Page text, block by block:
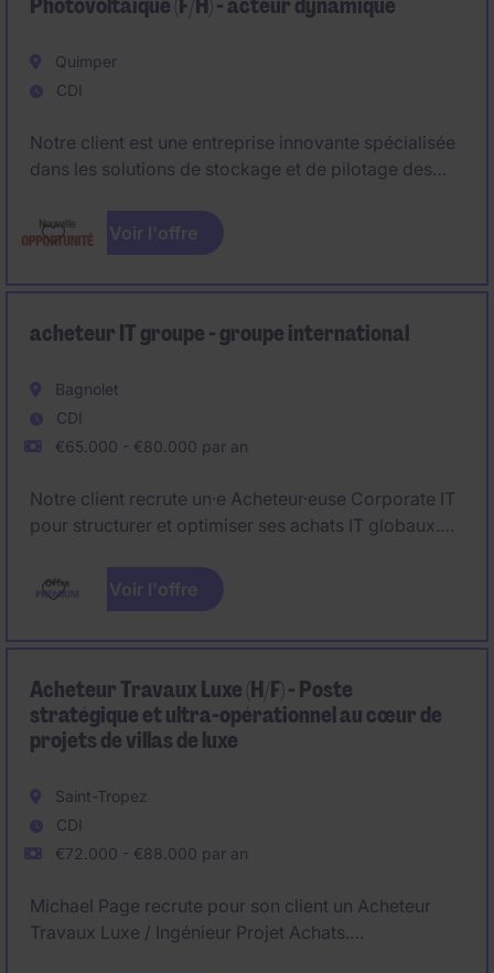
Quimper
CDI
Notre client est une entreprise innovante spécialisée
dans les solutions de stockage et de pilotage des
Forte de son expertise, elle accompagne la transition
elle cherche à renforcer ses équipes en recrutant un
Voir l'offre
acheteur IT groupe - groupe international
Bagnolet
CDI
€65.000 - €80.000 par an
Notre client recrute un·e Acheteur·euse Corporate IT
pour structurer et optimiser ses achats IT globaux.
Vous pilotez donc des projets stratégiques en Achats
IT et approvisionnements au service de la
Voir l'offre
Acheteur Travaux Luxe (H/F) - Poste
stratégique et ultra-opérationnel au cœur de
projets de villas de luxe
Saint-Tropez
CDI
€72.000 - €88.000 par an
Michael Page recrute pour son client un Acheteur
Travaux Luxe / Ingénieur Projet Achats.